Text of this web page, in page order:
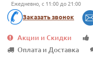
Ежедневно, с 11:00 до 21:00
Заказать звонок
Акции и Скидки
Оплата и Доставка